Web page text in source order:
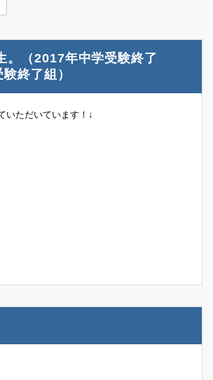
。（2017年中学受験終了
終了組）
いただいています！↓